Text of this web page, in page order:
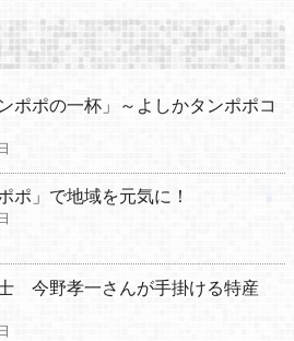
ポポの一杯」～よしかタンポポコ
ポ」で地域を元気に！
今野孝一さんが手掛ける特産